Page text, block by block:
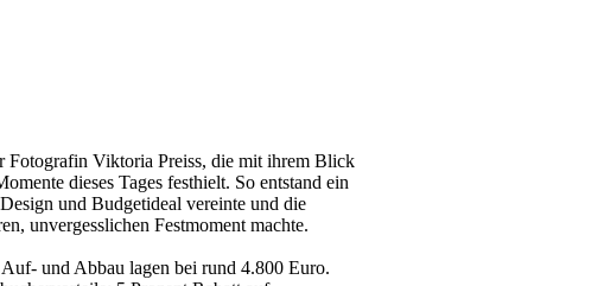
Fotografin Viktoria Preiss, die mit ihrem Blick
dieses Tages festhielt. So entstand ein
und Budgetideal vereinte und die
unvergesslichen Festmoment machte.
und Abbau lagen bei rund 4.800 Euro.